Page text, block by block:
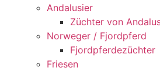
Andalusier
Züchter von
Norweger / Fjordpferd
Fjordpferdezüchter
Friesen